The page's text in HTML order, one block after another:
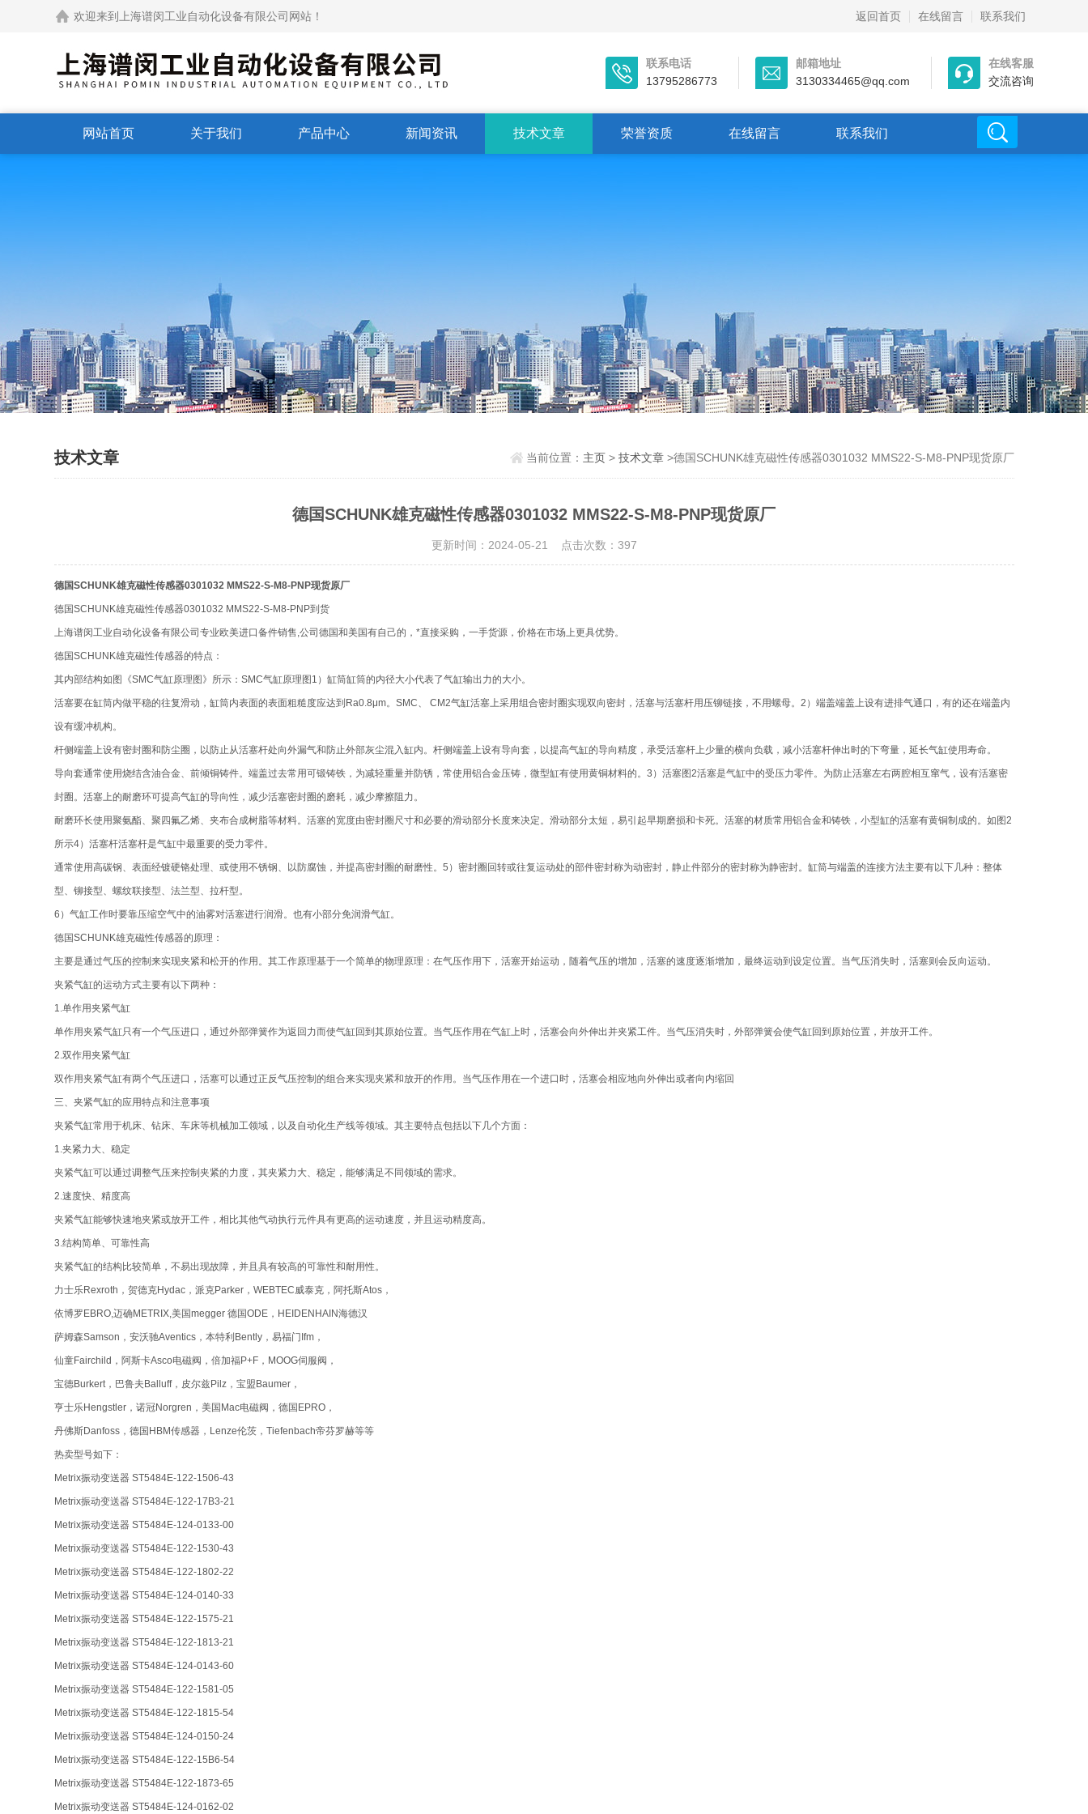
欢迎来到上海谱闵工业自动化设备有限公司网站！ 返回首页 在线留言 联系我们
联系电话
13795286773
邮箱地址
3130334465@qq.com
在线客服
交流咨询
网站首页 关于我们 产品中心 新闻资讯 技术文章 荣誉资质 在线留言 联系我们
技术文章 当前位置： 主页> 技术文章>德国SCHUNK雄克磁性传感器0301032 MMS22-S-M8-PNP现货原厂
德国SCHUNK雄克磁性传感器0301032 MMS22-S-M8-PNP现货原厂
更新时间：2024-05-21 点击次数：397
德国SCHUNK雄克磁性传感器0301032 MMS22-S-M8-PNP现货原厂
德国SCHUNK雄克磁性传感器0301032 MMS22-S-M8-PNP到货
上海谱闵工业自动化设备有限公司专业欧美进口备件销售,公司德国和美国有自己的，*直接采购，一手货源，价格在市场上更具优势。
德国SCHUNK雄克磁性传感器的特点：
其内部结构如图《SMC气缸原理图》所示：SMC气缸原理图1）缸筒缸筒的内径大小代表了气缸输出力的大小。
活塞要在缸筒内做平稳的往复滑动，缸筒内表面的表面粗糙度应达到Ra0.8μm。SMC、 CM2气缸活塞上采用组合密封圈实现双向密封，活塞与活塞杆用压铆链接，不用螺母。2）端盖端盖上设有进排气通口，有的还在端盖内
设有缓冲机构。
杆侧端盖上设有密封圈和防尘圈，以防止从活塞杆处向外漏气和防止外部灰尘混入缸内。杆侧端盖上设有导向套，以提高气缸的导向精度，承受活塞杆上少量的横向负载，减小活塞杆伸出时的下弯量，延长气缸使用寿命。
导向套通常使用烧结含油合金、前倾铜铸件。端盖过去常用可锻铸铁，为减轻重量并防锈，常使用铝合金压铸，微型缸有使用黄铜材料的。3）活塞图2活塞是气缸中的受压力零件。为防止活塞左右两腔相互窜气，设有活塞密
封圈。活塞上的耐磨环可提高气缸的导向性，减少活塞密封圈的磨耗，减少摩擦阻力。
耐磨环长使用聚氨酯、聚四氟乙烯、夹布合成树脂等材料。活塞的宽度由密封圈尺寸和必要的滑动部分长度来决定。滑动部分太短，易引起早期磨损和卡死。活塞的材质常用铝合金和铸铁，小型缸的活塞有黄铜制成的。如图2
所示4）活塞杆活塞杆是气缸中最重要的受力零件。
通常使用高碳钢、表面经镀硬铬处理、或使用不锈钢、以防腐蚀，并提高密封圈的耐磨性。5）密封圈回转或往复运动处的部件密封称为动密封，静止件部分的密封称为静密封。缸筒与端盖的连接方法主要有以下几种：整体
型、铆接型、螺纹联接型、法兰型、拉杆型。
6）气缸工作时要靠压缩空气中的油雾对活塞进行润滑。也有小部分免润滑气缸。
德国SCHUNK雄克磁性传感器的原理：
主要是通过气压的控制来实现夹紧和松开的作用。其工作原理基于一个简单的物理原理：在气压作用下，活塞开始运动，随着气压的增加，活塞的速度逐渐增加，最终运动到设定位置。当气压消失时，活塞则会反向运动。
夹紧气缸的运动方式主要有以下两种：
1.单作用夹紧气缸
单作用夹紧气缸只有一个气压进口，通过外部弹簧作为返回力而使气缸回到其原始位置。当气压作用在气缸上时，活塞会向外伸出并夹紧工件。当气压消失时，外部弹簧会使气缸回到原始位置，并放开工件。
2.双作用夹紧气缸
双作用夹紧气缸有两个气压进口，活塞可以通过正反气压控制的组合来实现夹紧和放开的作用。当气压作用在一个进口时，活塞会相应地向外伸出或者向内缩回
三、夹紧气缸的应用特点和注意事项
夹紧气缸常用于机床、钻床、车床等机械加工领域，以及自动化生产线等领域。其主要特点包括以下几个方面：
1.夹紧力大、稳定
夹紧气缸可以通过调整气压来控制夹紧的力度，其夹紧力大、稳定，能够满足不同领域的需求。
2.速度快、精度高
夹紧气缸能够快速地夹紧或放开工件，相比其他气动执行元件具有更高的运动速度，并且运动精度高。
3.结构简单、可靠性高
夹紧气缸的结构比较简单，不易出现故障，并且具有较高的可靠性和耐用性。
力士乐Rexroth，贺德克Hydac，派克Parker，WEBTEC威泰克，阿托斯Atos，
依博罗EBRO,迈确METRIX,美国megger 德国ODE，HEIDENHAIN海德汉
萨姆森Samson，安沃驰Aventics，本特利Bently，易福门Ifm，
仙童Fairchild，阿斯卡Asco电磁阀，倍加福P+F，MOOG伺服阀，
宝德Burkert，巴鲁夫Balluff，皮尔兹Pilz，宝盟Baumer，
亨士乐Hengstler，诺冠Norgren，美国Mac电磁阀，德国EPRO，
丹佛斯Danfoss，德国HBM传感器，Lenze伦茨，Tiefenbach帝芬罗赫等等
热卖型号如下：
Metrix振动变送器 ST5484E-122-1506-43
Metrix振动变送器 ST5484E-122-17B3-21
Metrix振动变送器 ST5484E-124-0133-00
Metrix振动变送器 ST5484E-122-1530-43
Metrix振动变送器 ST5484E-122-1802-22
Metrix振动变送器 ST5484E-124-0140-33
Metrix振动变送器 ST5484E-122-1575-21
Metrix振动变送器 ST5484E-122-1813-21
Metrix振动变送器 ST5484E-124-0143-60
Metrix振动变送器 ST5484E-122-1581-05
Metrix振动变送器 ST5484E-122-1815-54
Metrix振动变送器 ST5484E-124-0150-24
Metrix振动变送器 ST5484E-122-15B6-54
Metrix振动变送器 ST5484E-122-1873-65
Metrix振动变送器 ST5484E-124-0162-02